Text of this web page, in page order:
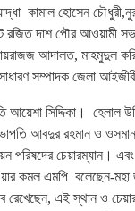
কামাল হোসেন
রজিত দাশ পৌর আওয়ামী
আদালত, মাহমুদুল
সম্পাদক জেলা
আয়েশা সিদ্দিকা। হেলাল
আবদুর রহমান ও
পরিষদের চেয়ারম্যান।
কমল এমপি বলেছেন-মহা
রেখেছেন, এই স্থান ও